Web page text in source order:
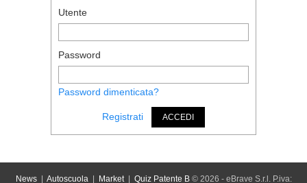
Utente
Password
Password dimenticata?
Registrati ACCEDI
News| Autoscuola| Market| Quiz Patente B© 2026 - eBrave S.r.l. P.iva: